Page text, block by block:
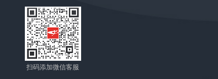
扫码添加微信客服